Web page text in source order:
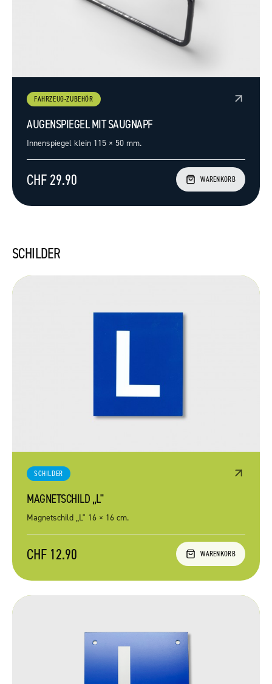
FAHRZEUG-ZUBEHÖR
AUGENSPIEGEL MIT SAUGNAPF
Innenspiegel klein 115 × 50 mm.
CHF 29.90 WARENKORB
SCHILDER
SCHILDER
MAGNETSCHILD „L"
Magnetschild „L" 16 × 16 cm.
CHF 12.90 WARENKORB